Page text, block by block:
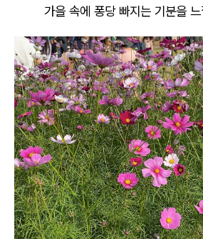
가을 속에 퐁당 빠지는 기분을